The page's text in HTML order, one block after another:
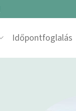
Időpontfoglalás